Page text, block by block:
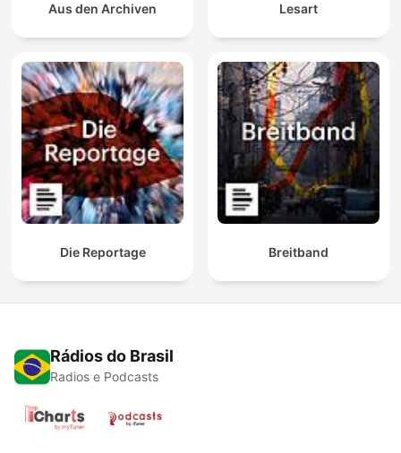
Aus den Archiven Lesart
Die Reportage Breitband
Rádios do Brasil
Radios e Podcasts